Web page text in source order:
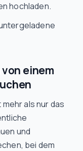
hochladen.
einem
als nur das
und
bei dem